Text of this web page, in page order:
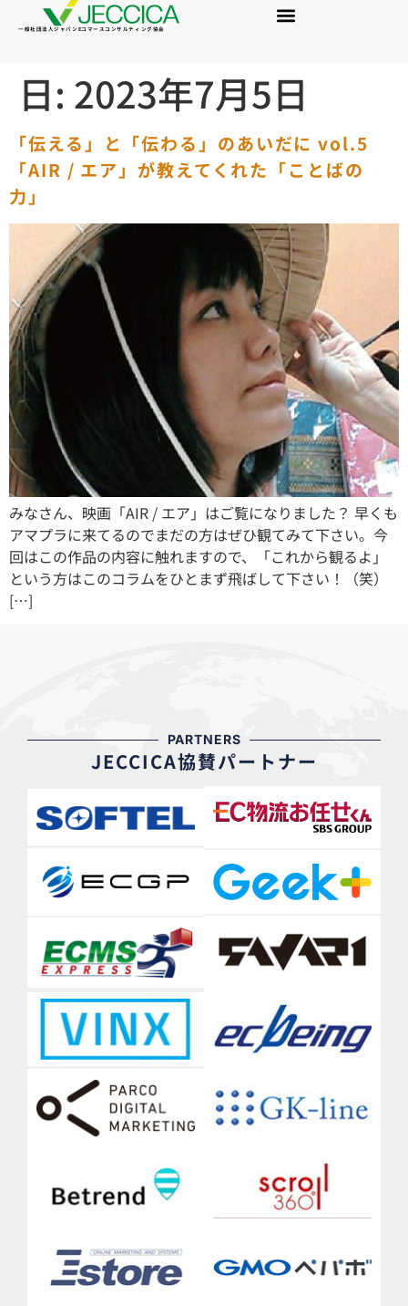
一般社団法人ジャパンEコマースコンサルティング協会
日: 2023年7月5日
「伝える」と「伝わる」のあいだに vol.5
「AIR / エア」が教えてくれた「ことばの
力」
みなさん、映画「AIR / エア」はご覧になりました？ 早くも
アマプラに来てるのでまだの方はぜひ観てみて下さい。今
回はこの作品の内容に触れますので、「これから観るよ」
という方はこのコラムをひとまず飛ばして下さい！（笑）
[…]
PARTNERS
JECCICA協賛パートナー